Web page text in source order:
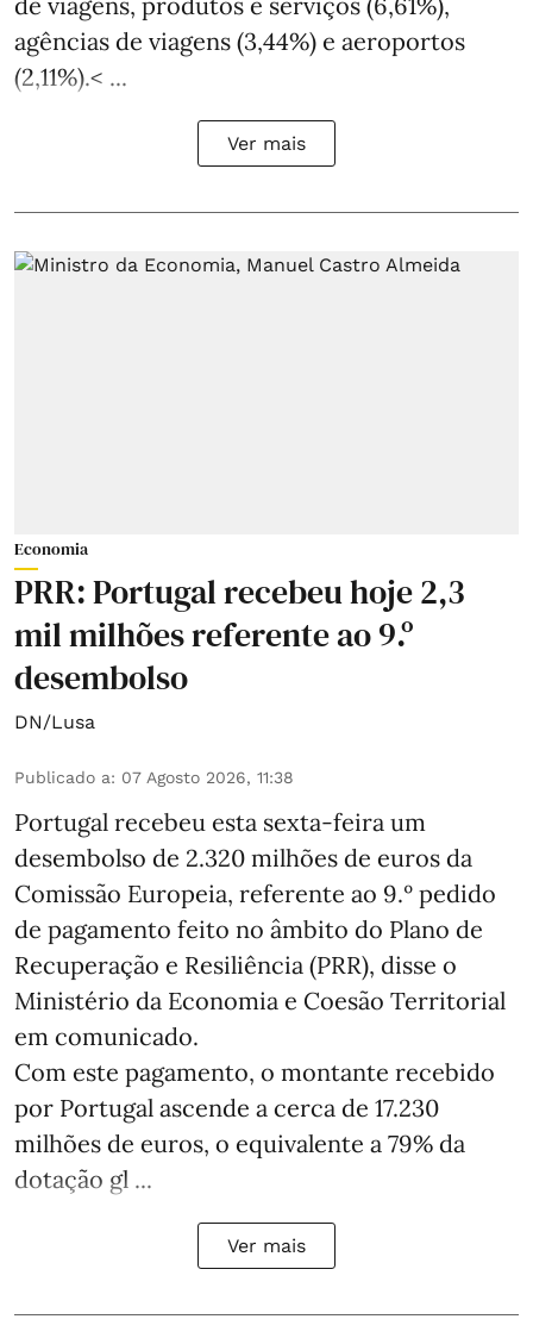
agências de viagens (3,44%) e aeroportos
(2,11%).< ...
Ver mais
Economia
PRR: Portugal recebeu hoje 2,3
mil milhões referente ao 9.º
desembolso
DN/Lusa
Publicado a: 07 Agosto 2026, 11:38
Portugal recebeu esta sexta-feira um
desembolso de 2.320 milhões de euros da
Comissão Europeia, referente ao 9.º pedido
de pagamento feito no âmbito do Plano de
Recuperação e Resiliência (PRR), disse o
Ministério da Economia e Coesão Territorial
em comunicado.
Com este pagamento, o montante recebido
por Portugal ascende a cerca de 17.230
milhões de euros, o equivalente a 79% da
dotação gl ...
Ver mais